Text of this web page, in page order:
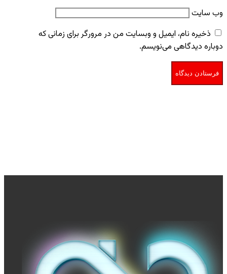
وب‌ سایت
ذخیره نام، ایمیل و وبسایت من در مرورگر برای زمانی که
دوباره دیدگاهی می‌نویسم.